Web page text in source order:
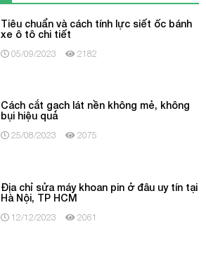
Tiêu chuẩn và cách tính lực siết ốc bánh
xe ô tô chi tiết
05/09/2023 2182
Cách cắt gạch lát nền không mẻ, không
bụi hiệu quả
25/08/2023 2075
Địa chỉ sửa máy khoan pin ở đâu uy tín tại
Hà Nội, TP HCM
12/12/2023 2061